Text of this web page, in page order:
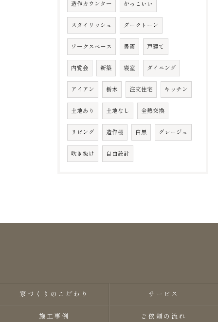
造作カウンター かっこいい
スタイリッシュ ダークトーン
ワークスペース 書斎 戸建て
内覧会 新築 寝室 ダイニング
アイアン 栃木 注文住宅 キッチン
土地あり 土地なし 全熱交換
リビング 造作棚 白黒 グレージュ
吹き抜け 自由設計
家づくりのこだわり サービス
施工事例 ご依頼の流れ